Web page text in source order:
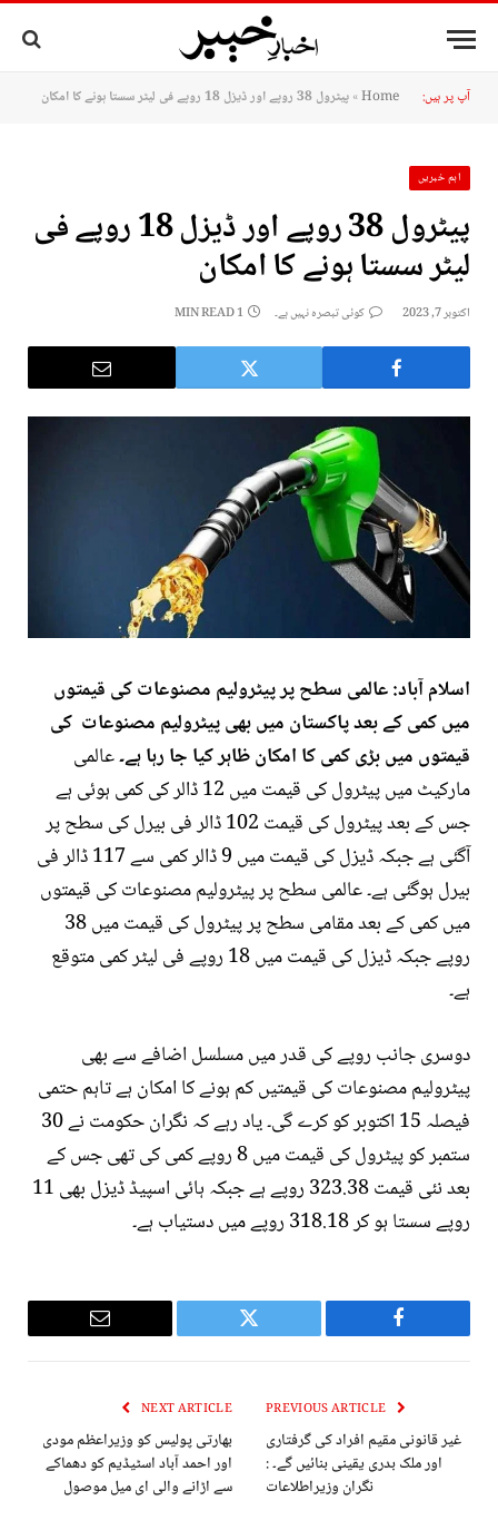
آپ پر ہیں: Home
»پیٹرول 38 روپے اور ڈیزل 18 روپے فی لیٹر سستا ہونے کا امکان
اہم خبریں
پیٹرول 38 روپے اور ڈیزل 18 روپے فی
لیٹر سستا ہونے کا امکان
اکتوبر 7, 2023 کوئی تبصرہ نہیں ہے۔ 1 MIN READ
اسلام آباد: عالمی سطح پر پیٹرولیم مصنوعات کی قیمتوں
میں کمی کے بعد پاکستان میں بھی پیٹرولیم مصنوعات کی
قیمتوں میں بڑی کمی کا امکان ظاہر کیا جا رہا ہے۔عالمی
مارکیٹ میں پیٹرول کی قیمت میں 12 ڈالر کی کمی ہوئی ہے
جس کے بعد پیٹرول کی قیمت 102 ڈالر فی بیرل کی سطح پر
آگئی ہے جبکہ ڈیزل کی قیمت میں 9 ڈالر کمی سے 117 ڈالر فی
بیرل ہوگئی ہے۔ عالمی سطح پر پیٹرولیم مصنوعات کی قیمتوں
میں کمی کے بعد مقامی سطح پر پیٹرول کی قیمت میں 38
روپے جبکہ ڈیزل کی قیمت میں 18 روپے فی لیٹر کمی متوقع
ہے۔
دوسری جانب روپے کی قدر میں مسلسل اضافے سے بھی
پیٹرولیم مصنوعات کی قیمتیں کم ہونے کا امکان ہے تاہم حتمی
فیصلہ 15 اکتوبر کو کرے گی۔ یاد رہے کہ نگران حکومت نے 30
ستمبر کو پیٹرول کی قیمت میں 8 روپے کمی کی تھی جس کے
بعد نئی قیمت 323.38 روپے ہے جبکہ ہائی اسپیڈ ڈیزل بھی 11
روپے سستا ہو کر 318.18 روپے میں دستیاب ہے۔
Facebook
Twitter
Email
غیر قانونی مقیم افراد کی گرفتاری
اور ملک بدری یقینی بنائیں گے۔ :
نگران وزیراطلاعات
NEXT ARTICLE
بھارتی پولیس کو وزیراعظم مودی
اور احمد آباد اسٹیڈیم کو دھماکے
سے اڑانے والی ای میل موصول